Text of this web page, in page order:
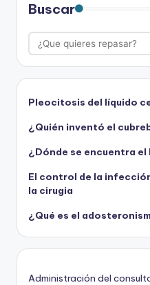
Buscar
Pleocitosis del líquido
¿Quién inventó el
¿Dónde se encuentra el
El control de la
la cirugia
¿Qué es el
Administración del